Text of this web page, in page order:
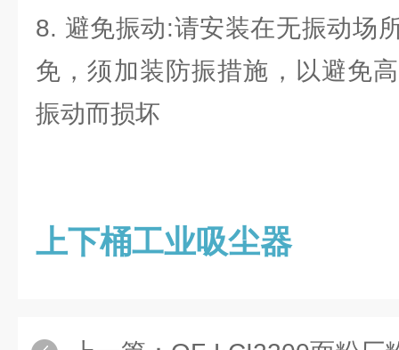
8. 避免振动:请安装在无振动场
免，须加装防振措施，以避免
振动而损坏
上下桶工业吸尘器